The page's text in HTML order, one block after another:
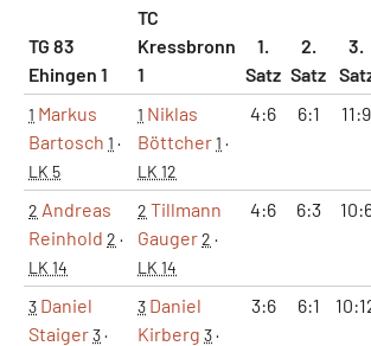
TG 83
Ehingen 1
TC
Kressbronn
1
1.
Satz
2.
Satz
3.
1 Markus
Bartosch 1 ·
LK 5
1 Niklas
Böttcher1 ·
LK 12
4:6 6:1 11:9
2 Andreas
Reinhold 2 ·
LK 14
2 Tillmann
Gauger2 ·
LK 14
4:6 6:3
3 Daniel
Staiger3·
3 Daniel
Kirberg 3·
3:6 6:1